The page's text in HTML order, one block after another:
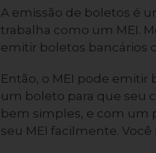
A emissão de boletos é
trabalha como um MEI.
emitir boletos bancários
Então, o MEI pode emitir
um boleto para que seu
bem simples, e com um
seu MEI facilmente. Você